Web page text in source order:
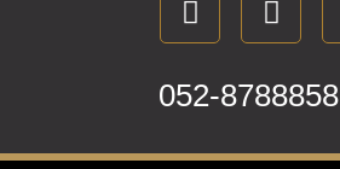
052-8788858